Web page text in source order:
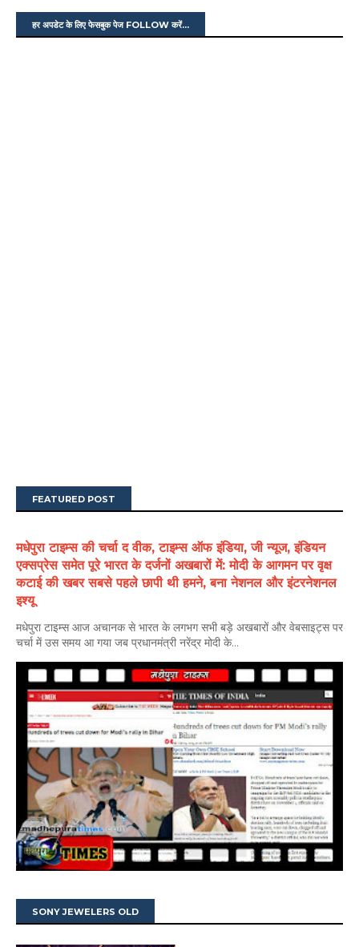
हर अपडेट के लिए फेसबुक पेज FOLLOW करें...
FEATURED POST
मधेपुरा टाइम्स की चर्चा द वीक, टाइम्स ऑफ इंडिया, जी न्यूज, इंडियन
एक्सप्रेस समेत पूरे भारत के दर्जनों अखबारों में: मोदी के आगमन पर वृक्ष
कटाई की खबर सबसे पहले छापी थी हमने, बना नेशनल और इंटरनेशनल
इश्यू
मधेपुरा टाइम्स आज अचानक से भारत के लगभग सभी बड़े अखबारों और वेबसाइट्स पर
चर्चा में उस समय आ गया जब प्रधानमंत्री नरेंद्र मोदी के...
SONY JEWELERS OLD